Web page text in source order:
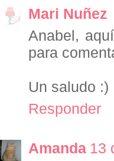
Mari Nuñez
Anabel,
para
Un saludo :)
Responder
Amanda 13